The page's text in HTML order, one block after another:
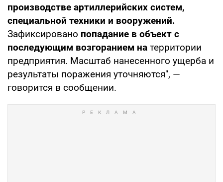
производстве артиллерийских систем,
специальной техники и вооружений.
Зафиксировано попадание в объект с
последующим возгоранием на территории
предприятия. Масштаб нанесенного ущерба и
результаты поражения уточняются", —
говорится в сообщении.